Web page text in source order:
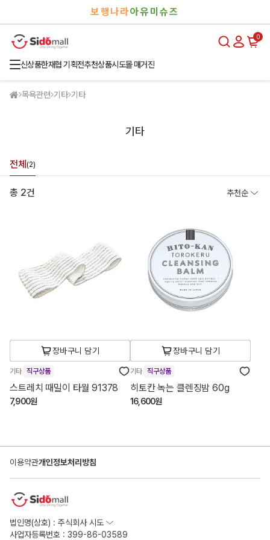
보행나라아유미슈즈
0
신상품한재협 기획전추천상품시도몰 매거진
목욕관련 기타 기타
기타
전체 (2)
총 2건 추천순
장바구니 담기
기타 직구상품
스트레치 때밀이 타월 91378
7,900원
장바구니 담기
기타 직구상품
히토칸 녹는 클렌징밤 60g
16,600원
이용약관개인정보처리방침
법인명(상호) : 주식회사 시도
사업자등록번호 : 399-86-03589